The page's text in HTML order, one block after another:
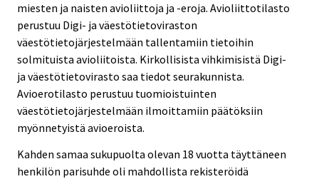
miesten ja naisten avioliittoja ja -eroja. Avioliittotilasto
perustuu Digi- ja väestötietoviraston
väestötietojärjestelmään tallentamiin tietoihin
solmituista avioliitoista. Kirkollisista vihkimisistä Digi-
ja väestötietovirasto saa tiedot seurakunnista.
Avioerotilasto perustuu tuomioistuinten
väestötietojärjestelmään ilmoittamiin päätöksiin
myönnetyistä avioeroista.
Kahden samaa sukupuolta olevan 18 vuotta täyttäneen
henkilön parisuhde oli mahdollista rekisteröidä